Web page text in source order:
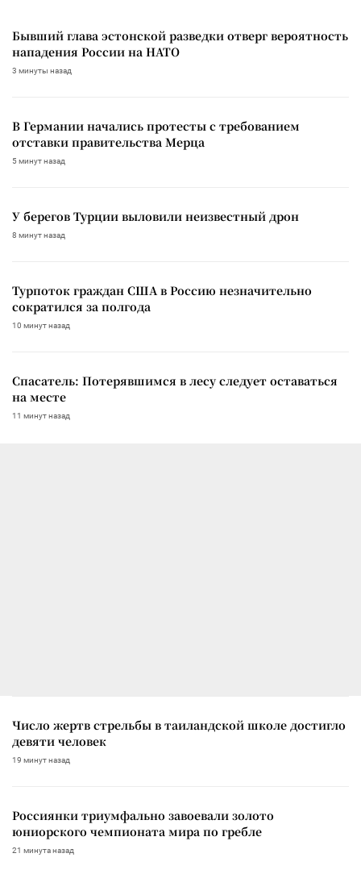
Бывший глава эстонской разведки отверг вероятность
нападения России на НАТО
3 минуты назад
В Германии начались протесты с требованием
отставки правительства Мерца
5 минут назад
У берегов Турции выловили неизвестный дрон
8 минут назад
Турпоток граждан США в Россию незначительно
сократился за полгода
10 минут назад
Спасатель: Потерявшимся в лесу следует оставаться
на месте
11 минут назад
Число жертв стрельбы в таиландской школе достигло
девяти человек
19 минут назад
Россиянки триумфально завоевали золото
юниорского чемпионата мира по гребле
21 минута назад